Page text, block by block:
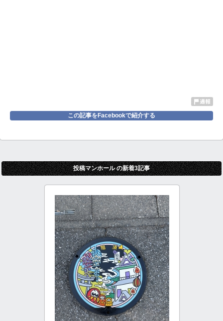
この記事をFacebookで紹介する
投稿マンホール の新着3記事